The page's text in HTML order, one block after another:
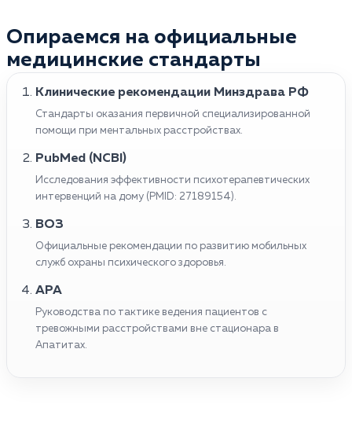
Опираемся на официальные
медицинские стандарты
Клинические рекомендации Минздрава РФ
Стандарты оказания первичной специализированной
помощи при ментальных расстройствах.
PubMed (NCBI)
Исследования эффективности психотерапевтических
интервенций на дому (PMID: 27189154).
ВОЗ
Официальные рекомендации по развитию мобильных
служб охраны психического здоровья.
APA
Руководства по тактике ведения пациентов с
тревожными расстройствами вне стационара в
Апатитах.